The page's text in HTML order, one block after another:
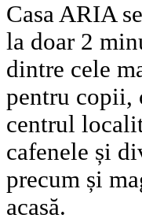
Casa ARIA
la doar 2
dintre cele
pentru copii,
centrul
cafenele și
precum și
acasă.